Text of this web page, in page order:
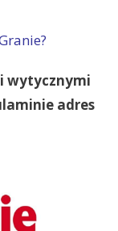
wytycznymi
adres